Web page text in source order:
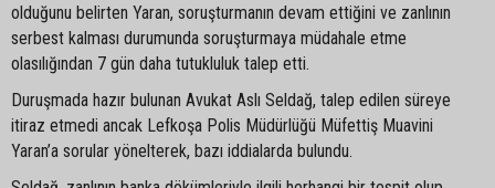
olduğunu belirten Yaran, soruşturmanın devam ettiğini ve zanlının
serbest kalması durumunda soruşturmaya müdahale etme
olasılığından 7 gün daha tutukluluk talep etti.
Duruşmada hazır bulunan Avukat Aslı Seldağ, talep edilen süreye
itiraz etmedi ancak Lefkoşa Polis Müdürlüğü Müfettiş Muavini
Yaran’a sorular yönelterek, bazı iddialarda bulundu.